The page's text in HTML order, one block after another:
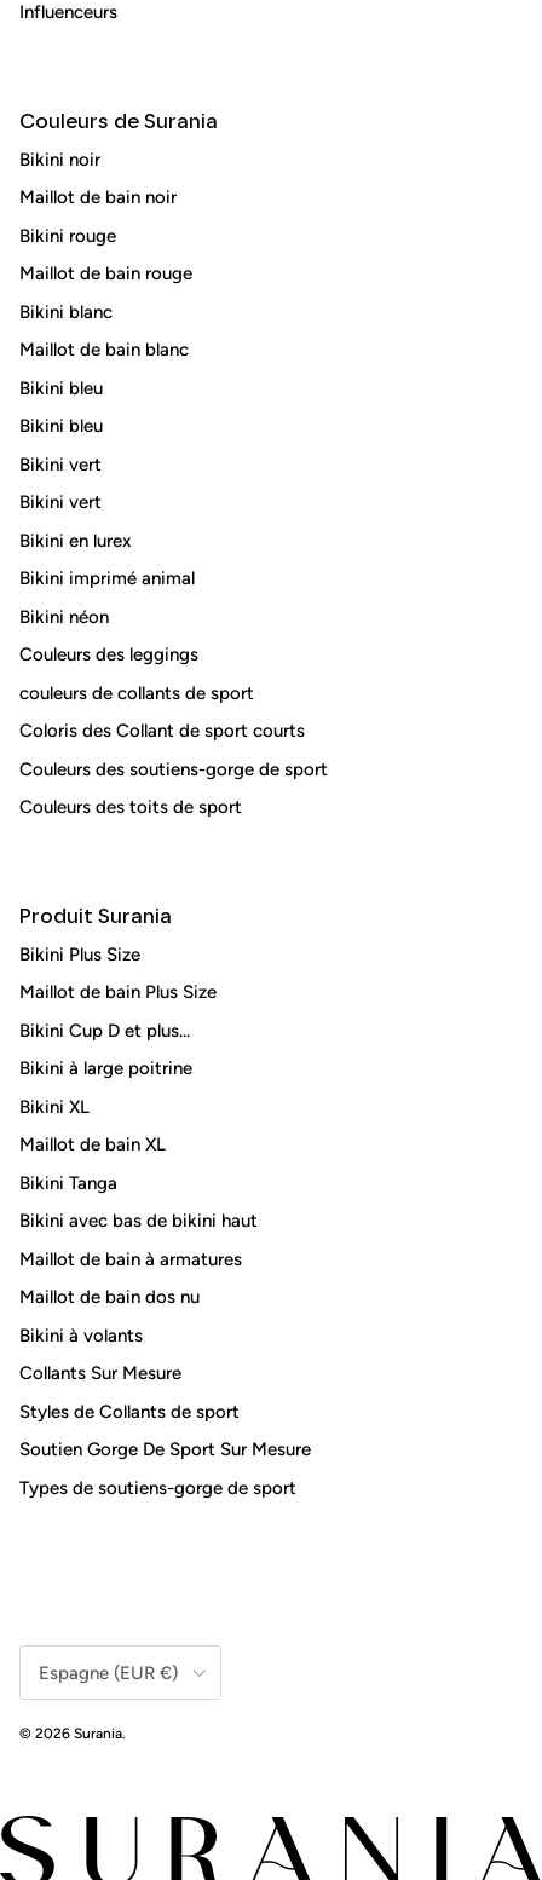
Influenceurs
Couleurs de Surania
Bikini noir
Maillot de bain noir
Bikini rouge
Maillot de bain rouge
Bikini blanc
Maillot de bain blanc
Bikini bleu
Bikini bleu
Bikini vert
Bikini vert
Bikini en lurex
Bikini imprimé animal
Bikini néon
Couleurs des leggings
couleurs de collants de sport
Coloris des Collant de sport courts
Couleurs des soutiens-gorge de sport
Couleurs des toits de sport
Produit Surania
Bikini Plus Size
Maillot de bain Plus Size
Bikini Cup D et plus...
Bikini à large poitrine
Bikini XL
Maillot de bain XL
Bikini Tanga
Bikini avec bas de bikini haut
Maillot de bain à armatures
Maillot de bain dos nu
Bikini à volants
Collants Sur Mesure
Styles de Collants de sport
Soutien Gorge De Sport Sur Mesure
Types de soutiens-gorge de sport
Espagne (EUR €)
© 2026 Surania.